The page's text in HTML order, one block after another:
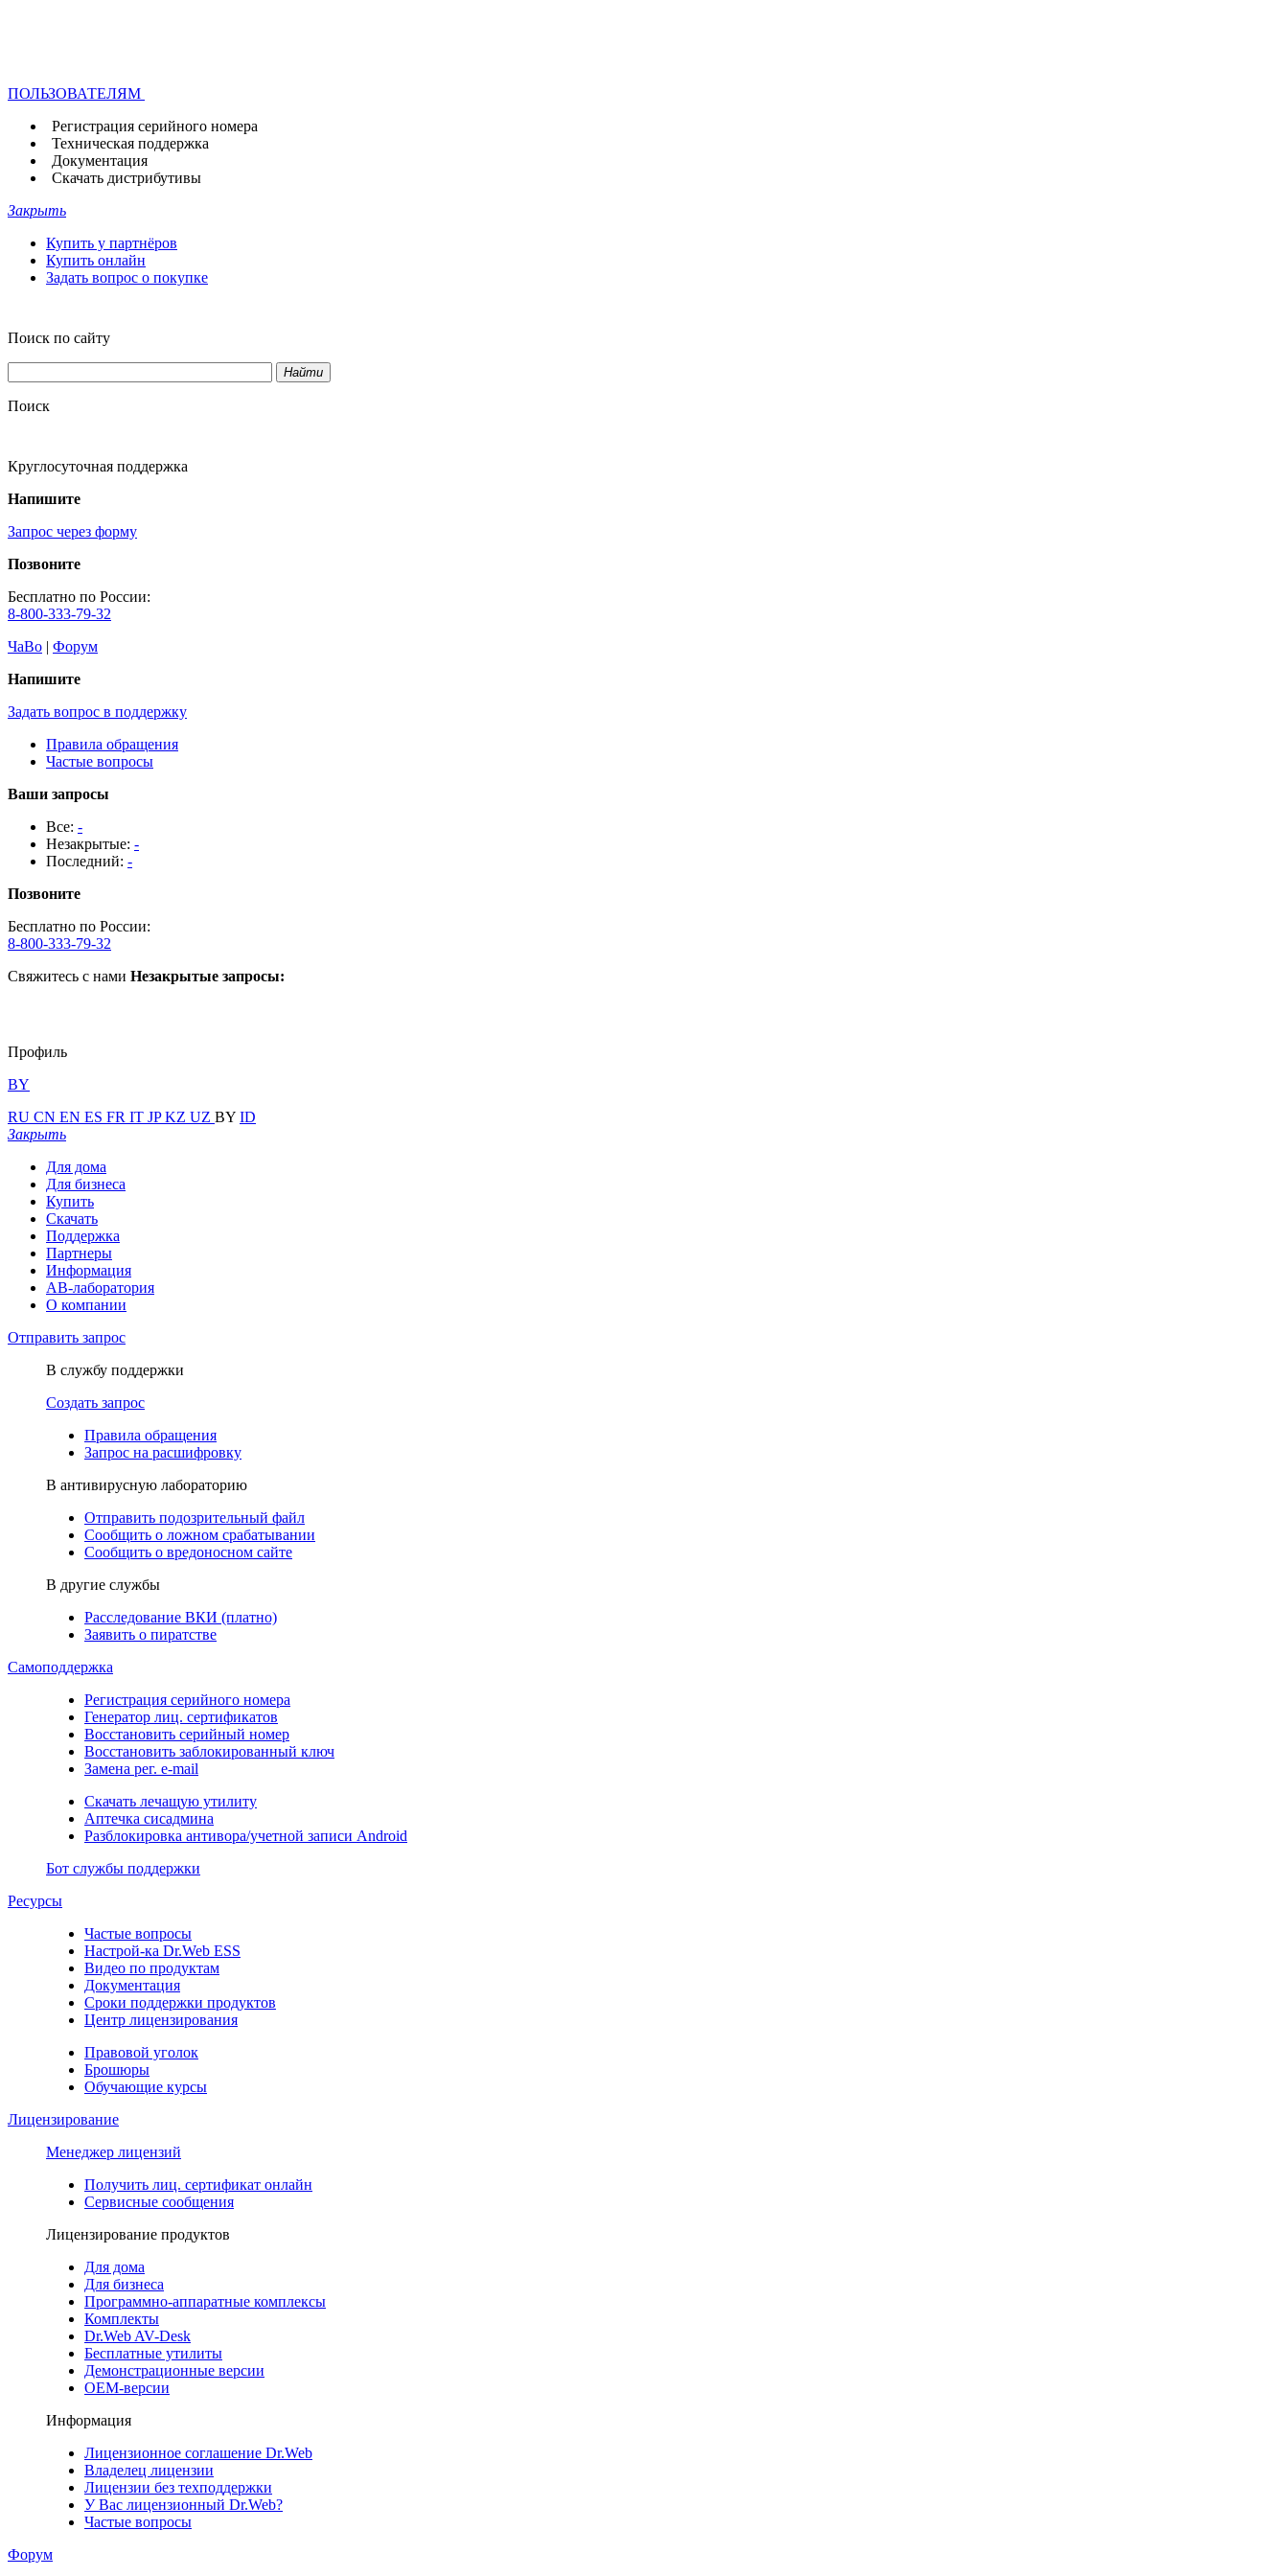
ПОЛЬЗОВАТЕЛЯМ
Регистрация серийного номера
Техническая поддержка
Документация
Скачать дистрибутивы
Закрыть
Купить у партнёров
Купить онлайн
Задать вопрос о покупке
Поиск по сайту
Найти
Поиск
Круглосуточная поддержка
Напишите
Запрос через форму
Позвоните
Бесплатно по России:
8-800-333-79-32
ЧаВо | Форум
Напишите
Задать вопрос в поддержку
Правила обращения
Частые вопросы
Ваши запросы
Все: -
Незакрытые: -
Последний: -
Позвоните
Бесплатно по России:
8-800-333-79-32
Свяжитесь с нами Незакрытые запросы:
Профиль
BY
RU CN EN ES FR IT JPKZ UZ BY ID
Закрыть
Для дома
Для бизнеса
Купить
Скачать
Поддержка
Партнеры
Информация
АВ-лаборатория
О компании
Отправить запрос
В службу поддержки
Создать запрос
Правила обращения
Запрос на расшифровку
В антивирусную лабораторию
Отправить подозрительный файл
Сообщить о ложном срабатывании
Сообщить о вредоносном сайте
В другие службы
Расследование ВКИ (платно)
Заявить о пиратстве
Самоподдержка
Регистрация серийного номера
Генератор лиц. сертификатов
Восстановить серийный номер
Восстановить заблокированный ключ
Замена рег. e-mail
Скачать лечащую утилиту
Аптечка сисадмина
Разблокировка антивора/учетной записи Android
Бот службы поддержки
Ресурсы
Частые вопросы
Настрой-ка Dr.Web ESS
Видео по продуктам
Документация
Сроки поддержки продуктов
Центр лицензирования
Правовой уголок
Брошюры
Обучающие курсы
Лицензирование
Менеджер лицензий
Получить лиц. сертификат онлайн
Сервисные сообщения
Лицензирование продуктов
Для дома
Для бизнеса
Программно-аппаратные комплексы
Комплекты
Dr.Web AV-Desk
Бесплатные утилиты
Демонстрационные версии
ОЕМ-версии
Информация
Лицензионное соглашение Dr.Web
Владелец лицензии
Лицензии без техподдержки
У Вас лицензионный Dr.Web?
Частые вопросы
Форум